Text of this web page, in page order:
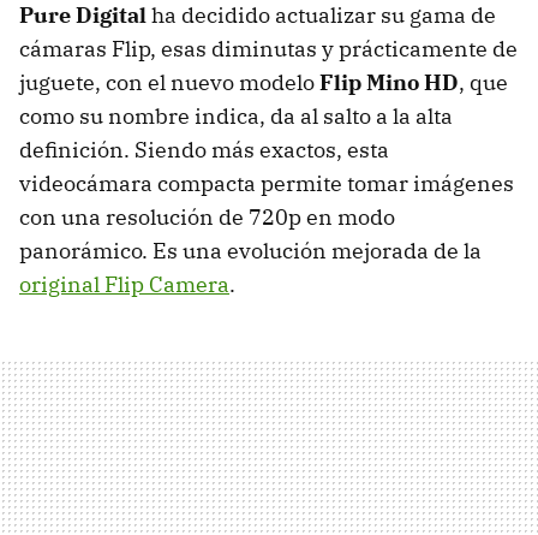
Pure Digitalha decidido actualizar su gama de
cámaras Flip, esas diminutas y prácticamente de
juguete, con el nuevo modeloFlip Mino HD, que
como su nombre indica, da al salto a la alta
definición. Siendo más exactos, esta
videocámara compacta permite tomar imágenes
con una resolución de 720p en modo
panorámico. Es una evolución mejorada de la
original Flip Camera.